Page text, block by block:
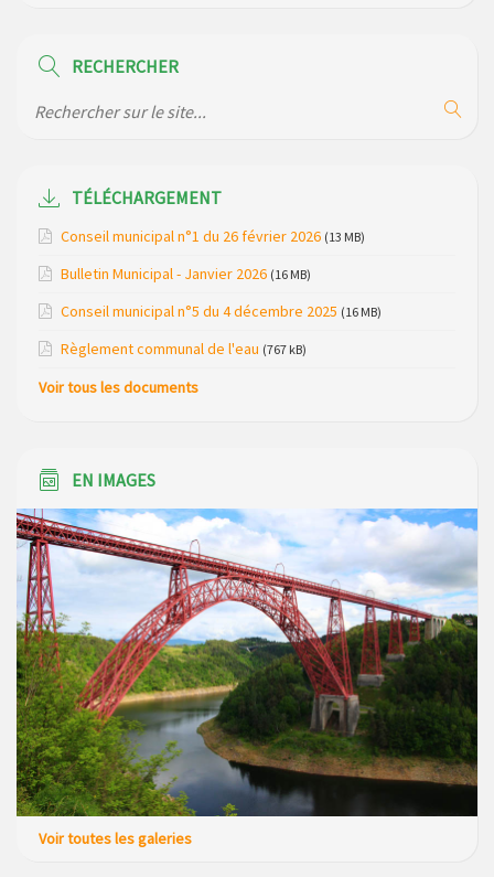
de la gendarmerie
Modification de gestion du camping de Saint Just, ses
bungalows bois, ses chalets et sa piscine
Loubaresse le vendredi 20 mars 2026
2026
RECHERCHER
TÉLÉCHARGEMENT
Conseil municipal n°1 du 26 février 2026 (13 MB)
Bulletin Municipal - Janvier 2026 (16 MB)
Conseil municipal n°5 du 4 décembre 2025 (16 MB)
Règlement communal de l'eau (767 kB)
Voir tous les documents
EN IMAGES
Voir toutes les galeries